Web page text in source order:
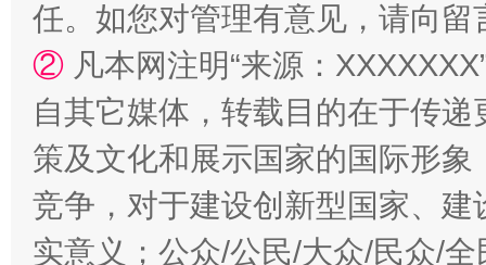
任。如您对管理有意见，请向
② 凡本网注明“来源：
自其它媒体，转载目的在于传
策及文化和展示国家的国际形
竞争，对于建设创新型国家、
实意义；公众/公民/大众/民众/